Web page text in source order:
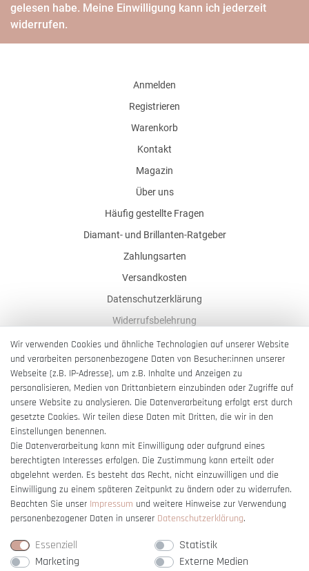
gelesen habe. Meine Einwilligung kann ich jederzeit
widerrufen.
Anmelden
Registrieren
Warenkorb
Kontakt
Magazin
Über uns
Häufig gestellte Fragen
Diamant- und Brillanten-Ratgeber
Zahlungsarten
Versandkosten
Datenschutzerklärung
Widerrufsbelehrung
AGB
Impressum
Barrierefreiheitserklärung
Vertrag widerrufen
Wir verwenden Cookies und ähnliche Technologien auf unserer Website
und verarbeiten personenbezogene Daten von Besucher:innen unserer
Webseite (z.B. IP-Adresse), um z.B. Inhalte und Anzeigen zu
personalisieren, Medien von Drittanbietern einzubinden oder Zugriffe auf
unsere Website zu analysieren. Die Datenverarbeitung erfolgt erst durch
gesetzte Cookies. Wir teilen diese Daten mit Dritten, die wir in den
Einstellungen benennen.
Die Datenverarbeitung kann mit Einwilligung oder aufgrund eines
berechtigten Interesses erfolgen. Die Zustimmung kann erteilt oder
abgelehnt werden. Es besteht das Recht, nicht einzuwilligen und die
Einwilligung zu einem späteren Zeitpunkt zu ändern oder zu widerrufen.
Beachten Sie unser Impressum und weitere Hinweise zur Verwendung
personenbezogener Daten in unserer Daten­schutz­erklärung.
Essenziell
Statistik
Marketing
Externe Medien